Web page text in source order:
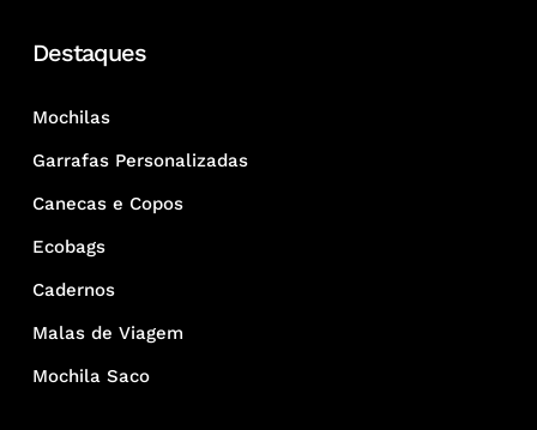
Destaques
Mochilas
Garrafas Personalizadas
Canecas e Copos
Ecobags
Cadernos
Malas de Viagem
Mochila Saco